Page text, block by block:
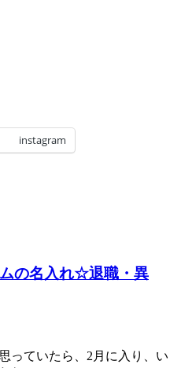
instagram
の名入れ☆退職・異
っていたら、2月に入り、い